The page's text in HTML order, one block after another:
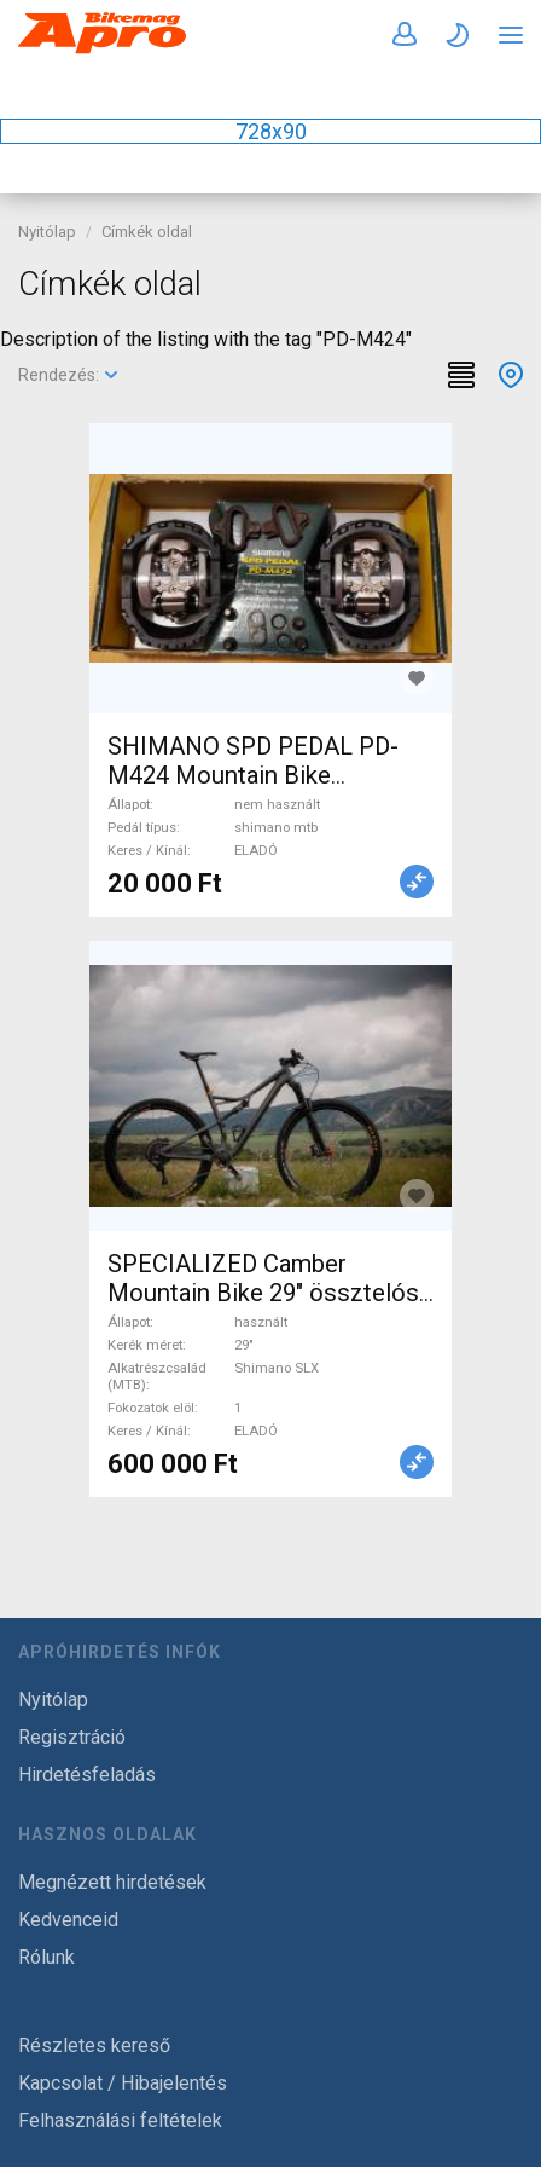
728x90
Nyitólap Címkék oldal
Címkék oldal
Description of the listing with the tag "PD-M424"
Rendezés:
SHIMANO SPD PEDAL PD-
M424 Mountain Bike
Alkatrész, MTB
Hajtásrendszer nem használt
ELADÓ
Állapot
nem használt
Pedál típus
shimano mtb
Keres / Kínál
ELADÓ
20 000 Ft
SPECIALIZED Camber
Mountain Bike 29" össztelós
/ fully Shimano SLX használt
ELADÓ
Állapot
használt
Kerék méret
29"
Alkatrészcsalád
(MTB)
Shimano SLX
Fokozatok elöl
1
Keres / Kínál
ELADÓ
600 000 Ft
APRÓHIRDETÉS INFÓK
Nyitólap
Regisztráció
Hirdetésfeladás
HASZNOS OLDALAK
Megnézett hirdetések
Kedvenceid
Rólunk
Részletes kereső
Kapcsolat / Hibajelentés
Felhasználási feltételek